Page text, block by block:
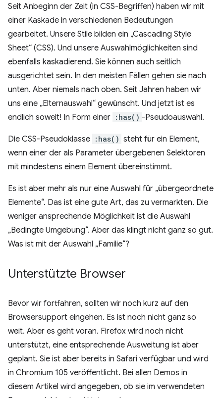
Seit Anbeginn der Zeit (in CSS-Begriffen) haben wir mit
einer Kaskade in verschiedenen Bedeutungen
gearbeitet. Unsere Stile bilden ein „Cascading Style
Sheet“ (CSS). Und unsere Auswahlmöglichkeiten sind
ebenfalls kaskadierend. Sie können auch seitlich
ausgerichtet sein. In den meisten Fällen gehen sie nach
unten. Aber niemals nach oben. Seit Jahren haben wir
uns eine „Elternauswahl“ gewünscht. Und jetzt ist es
endlich soweit! In Form einer :has() -Pseudoauswahl.
Die CSS-Pseudoklasse :has() steht für ein Element,
wenn einer der als Parameter übergebenen Selektoren
mit mindestens einem Element übereinstimmt.
Es ist aber mehr als nur eine Auswahl für „übergeordnete
Elemente“. Das ist eine gute Art, das zu vermarkten. Die
weniger ansprechende Möglichkeit ist die Auswahl
„Bedingte Umgebung“. Aber das klingt nicht ganz so gut.
Was ist mit der Auswahl „Familie“?
Unterstützte Browser
Bevor wir fortfahren, sollten wir noch kurz auf den
Browsersupport eingehen. Es ist noch nicht ganz so
weit. Aber es geht voran. Firefox wird noch nicht
unterstützt, eine entsprechende Ausweitung ist aber
geplant. Sie ist aber bereits in Safari verfügbar und wird
in Chromium 105 veröffentlicht. Bei allen Demos in
diesem Artikel wird angegeben, ob sie im verwendeten